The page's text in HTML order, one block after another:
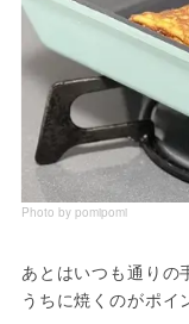
Photo by pomipomi
あとはいつも通りの
うちに焼くのがポイ